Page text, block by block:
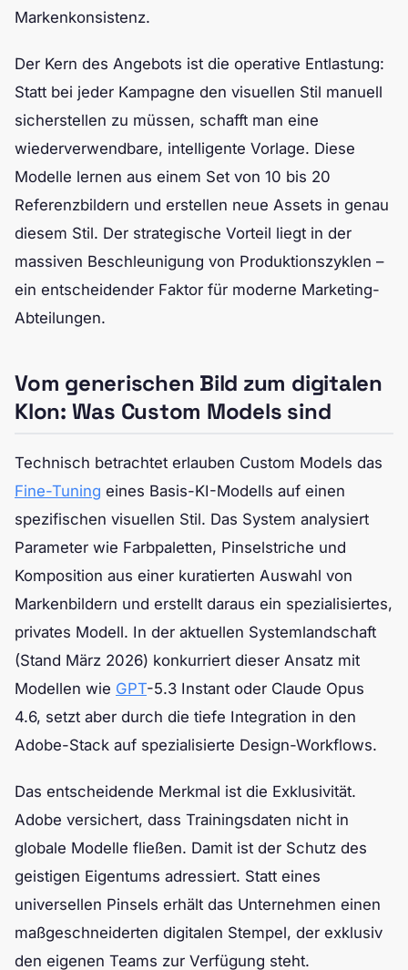
Markenkonsistenz.
Der Kern des Angebots ist die operative Entlastung:
Statt bei jeder Kampagne den visuellen Stil manuell
sicherstellen zu müssen, schafft man eine
wiederverwendbare, intelligente Vorlage. Diese
Modelle lernen aus einem Set von 10 bis 20
Referenzbildern und erstellen neue Assets in genau
diesem Stil. Der strategische Vorteil liegt in der
massiven Beschleunigung von Produktionszyklen –
ein entscheidender Faktor für moderne Marketing-
Abteilungen.
Vom generischen Bild zum digitalen
Klon: Was Custom Models sind
Technisch betrachtet erlauben Custom Models das
Fine-Tuning eines Basis-KI-Modells auf einen
spezifischen visuellen Stil. Das System analysiert
Parameter wie Farbpaletten, Pinselstriche und
Komposition aus einer kuratierten Auswahl von
Markenbildern und erstellt daraus ein spezialisiertes,
privates Modell. In der aktuellen Systemlandschaft
(Stand März 2026) konkurriert dieser Ansatz mit
Modellen wie GPT-5.3 Instant oder Claude Opus
4.6, setzt aber durch die tiefe Integration in den
Adobe-Stack auf spezialisierte Design-Workflows.
Das entscheidende Merkmal ist die Exklusivität.
Adobe versichert, dass Trainingsdaten nicht in
globale Modelle fließen. Damit ist der Schutz des
geistigen Eigentums adressiert. Statt eines
universellen Pinsels erhält das Unternehmen einen
maßgeschneiderten digitalen Stempel, der exklusiv
den eigenen Teams zur Verfügung steht.